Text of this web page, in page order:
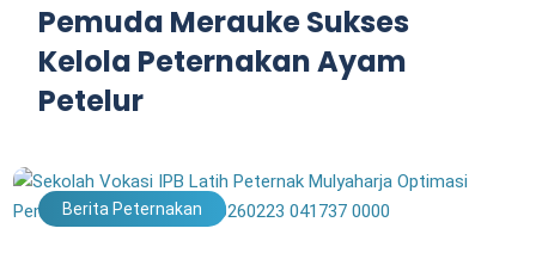
Pemuda Merauke Sukses
Kelola Peternakan Ayam
Petelur
Berita Peternakan